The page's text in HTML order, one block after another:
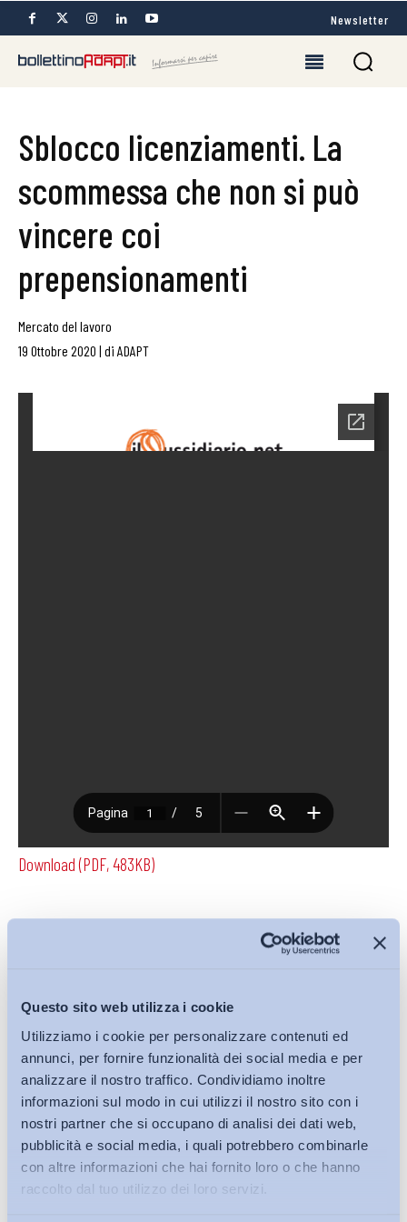
Questo sito web utilizza i cookie
Utilizziamo i cookie per personalizzare contenuti ed
annunci, per fornire funzionalità dei social media e per
analizzare il nostro traffico. Condividiamo inoltre
informazioni sul modo in cui utilizzi il nostro sito con i
nostri partner che si occupano di analisi dei dati web,
pubblicità e social media, i quali potrebbero combinarle
con altre informazioni che hai fornito loro o che hanno
raccolto dal tuo utilizzo dei loro servizi.
Newsletter
Sblocco licenziamenti. La
scommessa che non si può
vincere coi
prepensionamenti
Mercato del lavoro
19 Ottobre 2020 | di ADAPT
Download (PDF, 483KB)
Iscriviti alla Newsletter